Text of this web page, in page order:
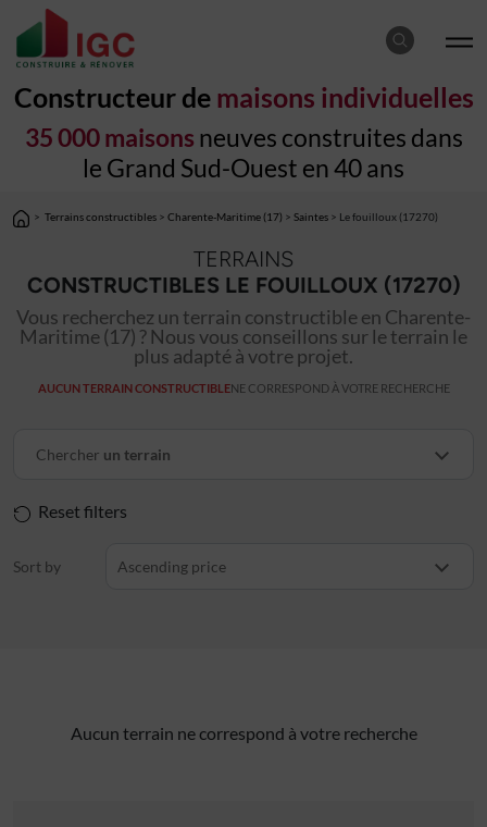
Constructeur de maisons individuelles
35 000 maisons neuves construites dans
le Grand Sud-Ouest en 40 ans
> Terrains constructibles > Charente-Maritime (17) > Saintes > Le fouilloux (17270)
TERRAINS
CONSTRUCTIBLES LE FOUILLOUX (17270)
Vous recherchez un terrain constructible en Charente-
Maritime (17) ? Nous vous conseillons sur le terrain le
plus adapté à votre projet.
AUCUN TERRAIN CONSTRUCTIBLENE CORRESPOND À VOTRE RECHERCHE
Chercher un terrain
Reset filters
Sort by Ascending price
Aucun terrain ne correspond à votre recherche